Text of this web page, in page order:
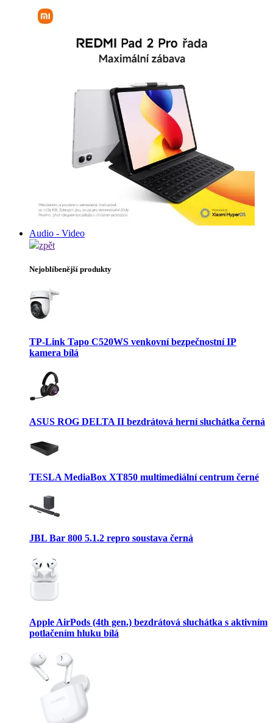
Audio - Video
zpět
Nejoblíbenější produkty
TP-Link Tapo C520WS venkovní bezpečnostní IP
kamera bílá
ASUS ROG DELTA II bezdrátová herní sluchátka černá
TESLA MediaBox XT850 multimediální centrum černé
JBL Bar 800 5.1.2 repro soustava černá
Apple AirPods (4th gen.) bezdrátová sluchátka s aktivním
potlačením hluku bílá